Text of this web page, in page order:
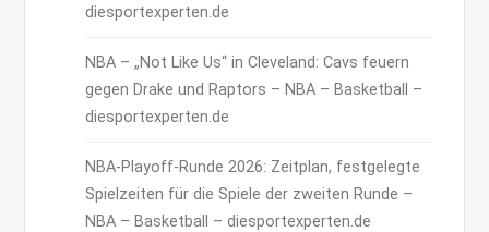
diesportexperten.de
NBA – „Not Like Us“ in Cleveland: Cavs feuern
gegen Drake und Raptors – NBA – Basketball –
diesportexperten.de
NBA-Playoff-Runde 2026: Zeitplan, festgelegte
Spielzeiten für die Spiele der zweiten Runde –
NBA – Basketball – diesportexperten.de